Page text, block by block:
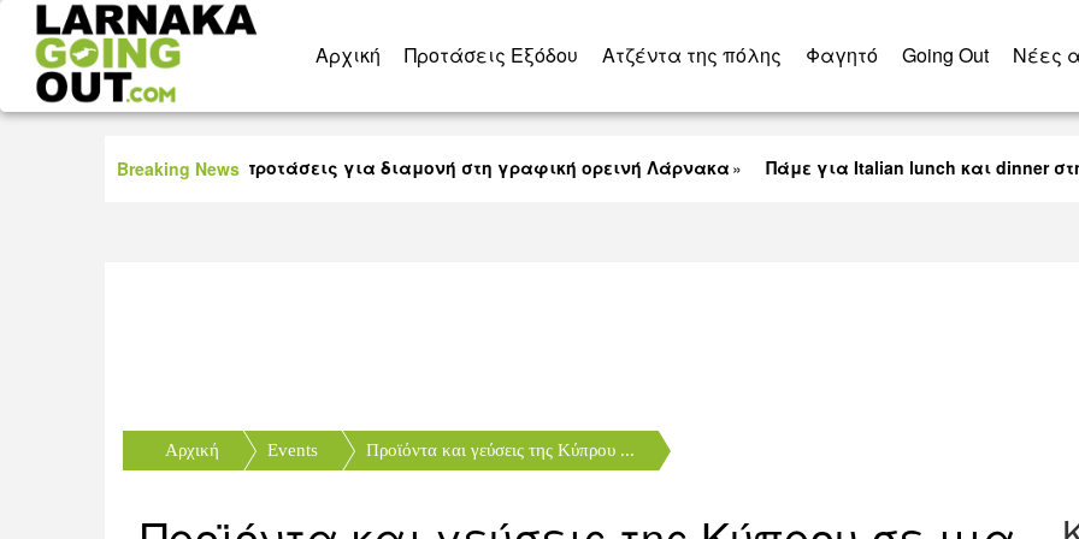
Aρχική Προτάσεις Εξόδου Ατζέντα της πόλης Φαγητό Going Out Nέες
Breaking News
20 πολύ καλές προτάσεις για διαμονή στη γραφική ορεινή Λάρνακα
Πάμε για Italian lunch και dinner στη
Αρχική Events Προϊόντα και γεύσεις της Κύπρου ...